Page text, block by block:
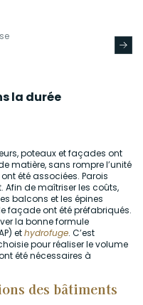
la durée
poteaux et façades ont
matière, sans rompre l’unité
été associées. Parois
Afin de maîtriser les coûts,
balcons et les épines
façade ont été préfabriqués.
la bonne formule
ethydrofuge. C’est
pour réaliser le volume
été nécessaires à
des bâtiments